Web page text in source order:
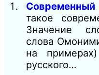
такое
Значение
слова
на
русского…